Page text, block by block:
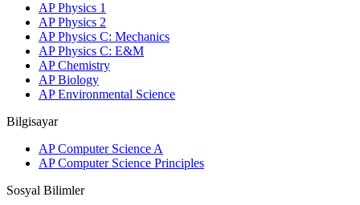
AP Physics 1
AP Physics 2
AP Physics C: Mechanics
AP Physics C: E&M
AP Chemistry
AP Biology
AP Environmental Science
Bilgisayar
AP Computer Science A
AP Computer Science Principles
Sosyal Bilimler